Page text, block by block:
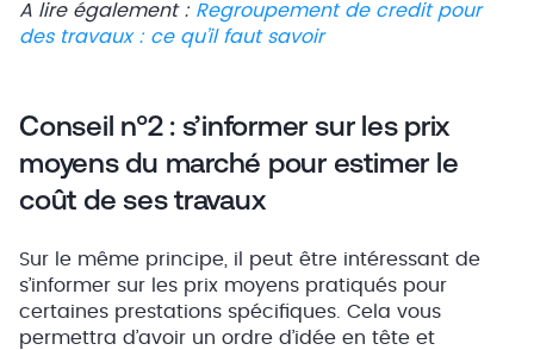
A lire également : Regroupement de credit pour
des travaux : ce qu’il faut savoir
Conseil n°2 : s’informer sur les prix
moyens du marché pour estimer le
coût de ses travaux
Sur le même principe, il peut être intéressant de
s’informer sur les prix moyens pratiqués pour
certaines prestations spécifiques. Cela vous
permettra d’avoir un ordre d’idée en tête et